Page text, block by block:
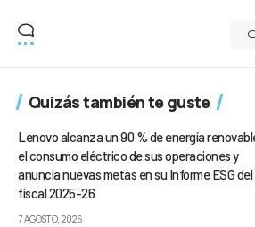
Quizás también te guste
Lenovo alcanza un 90 % de energía
el consumo eléctrico de sus operaciones y
anuncia nuevas metas en su Informe ESG
fiscal 2025-26
7 AGOSTO, 2026